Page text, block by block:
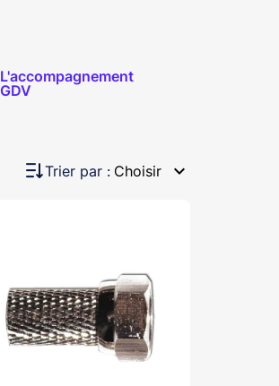
L'accompagnement
GDV
Trier par : Choisir expand_more